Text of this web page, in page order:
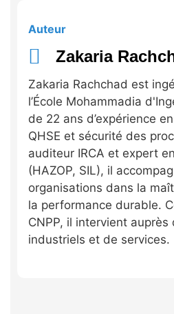
Auteur
Zakaria
Zakaria Rachchad est
l’École Mohammadia
de 22 ans d’expérience
QHSE et sécurité des
auditeur IRCA et expert
(HAZOP, SIL), il
organisations dans la
la performance durable.
CNPP, il intervient auprès
industriels et de services.